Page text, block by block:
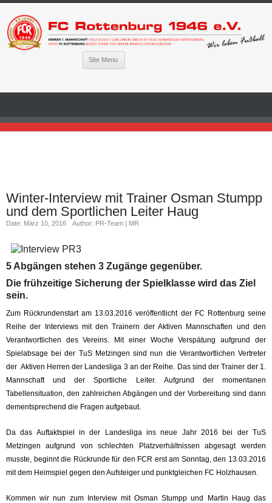
Site Menu
Winter-Interview mit Trainer Osman Stumpp
und dem Sportlichen Leiter Haug
Date: März 10, 2016 Author: PR-Team | MR
5 Abgängen stehen 3 Zugänge gegenüber.
Die frühzeitige Sicherung der Spielklasse wird das Ziel
sein.
Zum Rückrundenstart am 13.03.2016 veröffentlicht der FC Rottenburg seine
Reihe der Interviews mit den Trainern der Aktiven Mannschaften und den
Verantwortlichen des Vereins. Mit einer Woche Verspätung aufgrund der
Spielabsage bei der TuS Metzingen sind nun die Verantwortlichen Vertreter
der Aktiven Herren der Landesliga 3 an der Reihe. Das sind der Trainer der 1.
Mannschaft und der Sportliche Leiter. Aufgrund der momentanen
Tabellensituation, den zahlreichen Abgängen und der Vorbereitung sind dann
dementsprechend die Fragen aufgebaut.
Da das Auftaktspiel in der Landesliga ins neue Jahr 2016 bei der TuS
Metzingen aufgrund von schlechten Platzverhältnissen abgesagt werden
musste, beginnt die Rückrunde für den FCR erst am Sonntag, den 13.03.2016
mit dem Heimspiel gegen den Aufsteiger und punktgleichen FC Holzhausen.
Kommen wir nun zum Interview mit Osman Stumpp und Martin Haug das